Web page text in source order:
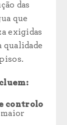
das
que
exigidas
qualidade
controlo
maior